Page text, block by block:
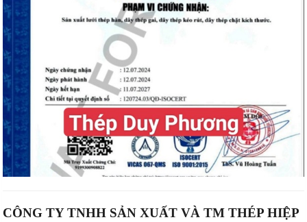
CÔNG TY TNHH SẢN XUẤT VÀ TM THÉP HIỆP